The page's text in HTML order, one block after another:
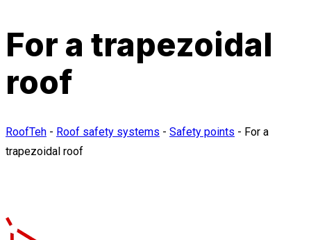
For a trapezoidal
roof
RoofTeh - Roof safety systems - Safety points - For a
trapezoidal roof